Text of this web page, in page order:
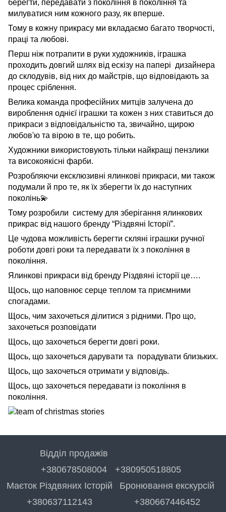
берегти, передавати з покоління в покоління та
милуватися ним кожного разу, як вперше.
Тому в кожну прикрасу ми вкладаємо багато творчості,
праці та любові.
Перш ніж потрапити в руки художників, іграшка
проходить довгий шлях від ескізу на папері дизайнера
до склодувів, від них до майстрів, що відповідають за
процес сріблення.
Велика команда професійних митців залучена до
вироблення однієї іграшки та кожен з них ставиться до
прикраси з відповідальністю та, звичайно, щирою
любов'ю та вірою в те, що робить.
Художники використовують тільки найкращі пензлики
та високоякісні фарби.
Розробляючи ексклюзивні ялинкові прикраси, ми також
подумали й про те, як їх зберегти їх до наступних
поколінь💫
Тому розробили систему для зберігання ялинкових
прикрас від нашого бренду “Різдвяні Історії”.
Це чудова можливість берегти скляні іграшки ручної
роботи довгі роки та передавати їх з покоління в
покоління.
Ялинкові прикраси від бренду Різдвяні історії це….
Щось, що наповнює серце теплом та приємними
спогадами.
Щось, чим захочеться ділитися з рідними. Про що,
захочеться розповідати
Щось, що захочеться берегти довгі роки.
Щось, що захочеться дарувати та порадувати близьких.
Щось, що захочеться отримати у відповідь.
Щось, що захочеться передавати із покоління в
покоління.
Відділ продажів
+380678508004
+380950518805
Маєток Різдвяних Історій
+380637112143
Бронювання екскурсій
+380667446452